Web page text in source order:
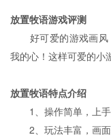
放置牧语游戏评测
好可爱的游戏画风
我的心！这样可爱的小
放置牧语特点介绍
1、操作简单，上手
2、玩法丰富，画面